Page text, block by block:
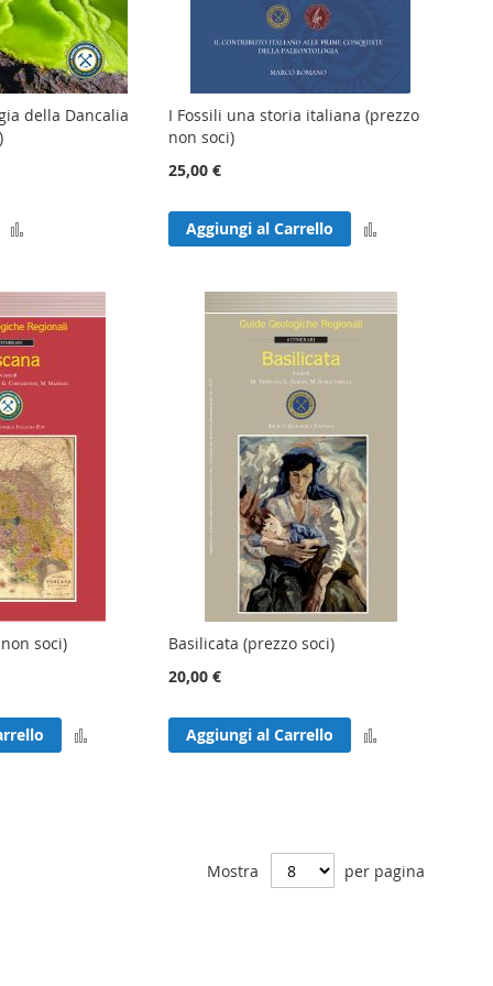
della Dancalia
confronto
I Fossili una storia italiana (prezzo
non soci)
25,00 €
Aggiungi al Carrello
soci)
Basilicata (prezzo soci)
20,00 €
Aggiungi al Carrello
Mostra per pagina